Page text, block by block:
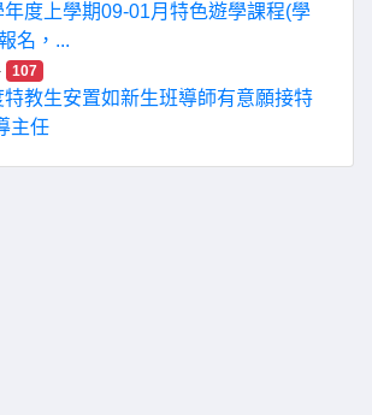
年度上學期09-01月特色遊學課程(學
名，...
107
特教生安置如新生班導師有意願接特
主任